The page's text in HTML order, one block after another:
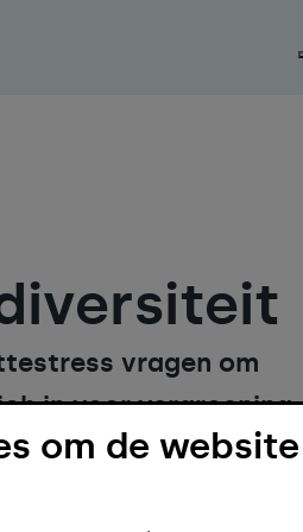
vragen om
in voor vergroening.
maken we
om de